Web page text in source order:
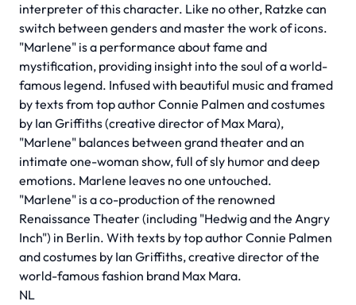
interpreter of this character. Like no other, Ratzke can
switch between genders and master the work of icons.
"Marlene" is a performance about fame and
mystification, providing insight into the soul of a world-
famous legend. Infused with beautiful music and framed
by texts from top author Connie Palmen and costumes
by Ian Griffiths (creative director of Max Mara),
"Marlene" balances between grand theater and an
intimate one-woman show, full of sly humor and deep
emotions. Marlene leaves no one untouched.
"Marlene" is a co-production of the renowned
Renaissance Theater (including "Hedwig and the Angry
Inch") in Berlin. With texts by top author Connie Palmen
and costumes by Ian Griffiths, creative director of the
world-famous fashion brand Max Mara.
NL